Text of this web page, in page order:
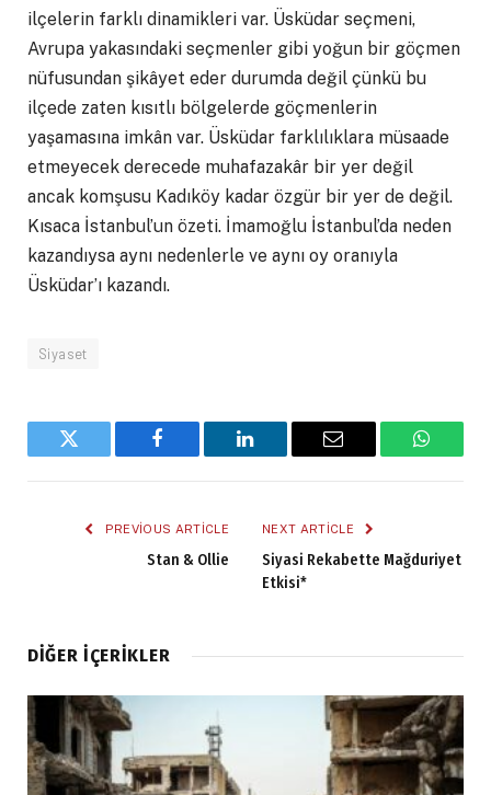
ilçelerin farklı dinamikleri var. Üsküdar seçmeni,
Avrupa yakasındaki seçmenler gibi yoğun bir göçmen
nüfusundan şikâyet eder durumda değil çünkü bu
ilçede zaten kısıtlı bölgelerde göçmenlerin
yaşamasına imkân var. Üsküdar farklılıklara müsaade
etmeyecek derecede muhafazakâr bir yer değil
ancak komşusu Kadıköy kadar özgür bir yer de değil.
Kısaca İstanbul’un özeti. İmamoğlu İstanbul’da neden
kazandıysa aynı nedenlerle ve aynı oy oranıyla
Üsküdar’ı kazandı.
Siyaset
Twitter Facebook LinkedIn Email
PREVIOUS ARTICLE
Stan & Ollie
NEXT ARTICLE
Siyasi Rekabette Mağduriyet
Etkisi*
DIĞER İÇERIKLER